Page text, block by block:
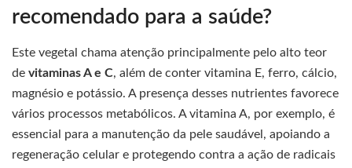
recomendado para a saúde?
Este vegetal chama atenção principalmente pelo alto teor
de vitaminas A e C, além de conter vitamina E, ferro, cálcio,
magnésio e potássio. A presença desses nutrientes favorece
vários processos metabólicos. A vitamina A, por exemplo, é
essencial para a manutenção da pele saudável, apoiando a
regeneração celular e protegendo contra a ação de radicais